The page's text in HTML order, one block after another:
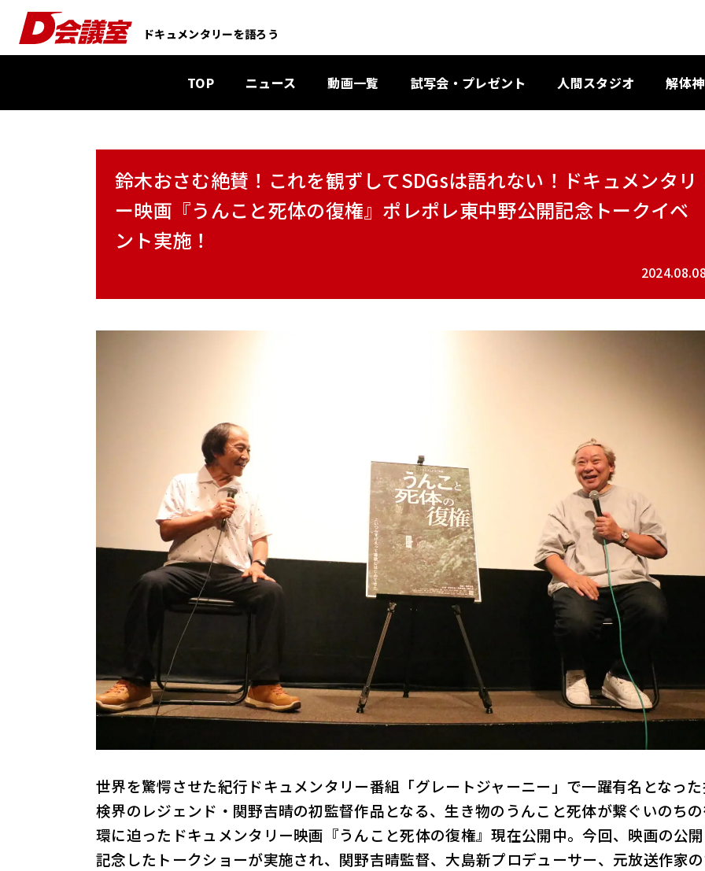
D
会
：
ドキュメンタリーを語ろう
TOP ニュース 動画一覧 試写会・プレゼント 人間スタジオ 解体
鈴木おさむ絶賛！これを観ずしてSDGsは語れない！ドキュメンタリ
ー映画『うんこと死体の復権』ポレポレ東中野公開記念トークイベ
ント実施！
世界を驚愕させた紀行ドキュメンタリー番組「グレートジャーニー」で一躍有名となっ
検界のレジェンド・関野吉晴の初監督作品となる、生き物のうんこと死体が繋ぐいのち
環に迫ったドキュメンタリー映画『うんこと死体の復権』現在公開中。今回、映画の公
記念したトークショーが実施され、関野吉晴監督、大島新プロデューサー、元放送作家